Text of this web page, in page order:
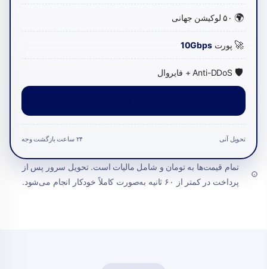
🌍 ۵۰ لوکیشن جهانی
🚀 پورت10Gbps
🛡️ Anti-DDoS + فایروال
تحویل آنی ۲۴ ساعت بازگشت وجه
تمام قیمت‌ها به تومان و شامل مالیات است. تحویل سرور پس از
پرداخت در کمتر از ۶۰ ثانیه به‌صورت کاملاً خودکار انجام می‌شود.